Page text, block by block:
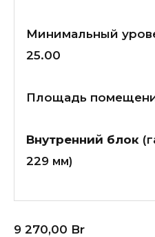
Минимальный
25.00
Площадь
Внутренний блок
229 мм)
9 270,00 Br